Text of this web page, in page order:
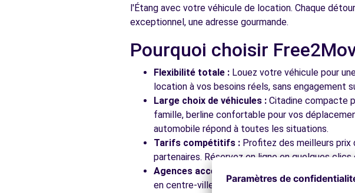
Free2move Rent - ADP PARASCANDOLA - VITROLLES (O)
Free2move Rent - AUTO CENTER - CHATEAUNEUF LES MARTIGUES (P)
CHATEAUNEUF LES MARTIGUES, 13220
l'Étang avec votre véhicule de location. Chaque
exceptionnel, une adresse gourmande.
Pourquoi choisir
Flexibilité totale : Louez votre véhicule pour
location à vos besoins réels, sans engagement
Large choix de véhicules : Citadine compacte
famille, berline confortable pour vos
automobile répond à toutes les situations.
Tarifs compétitifs : Profitez des meilleurs
partenaires. Réservez en ligne en quelques
Agences accessibles :
Récupérez votre
en centre-ville, en gare ou près des aéroports